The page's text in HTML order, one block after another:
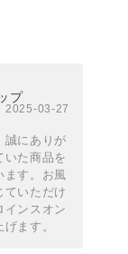
プ
2025-03-27
誠にありが
いた商品を
ます。お風
ていただけ
インスオン
ます。